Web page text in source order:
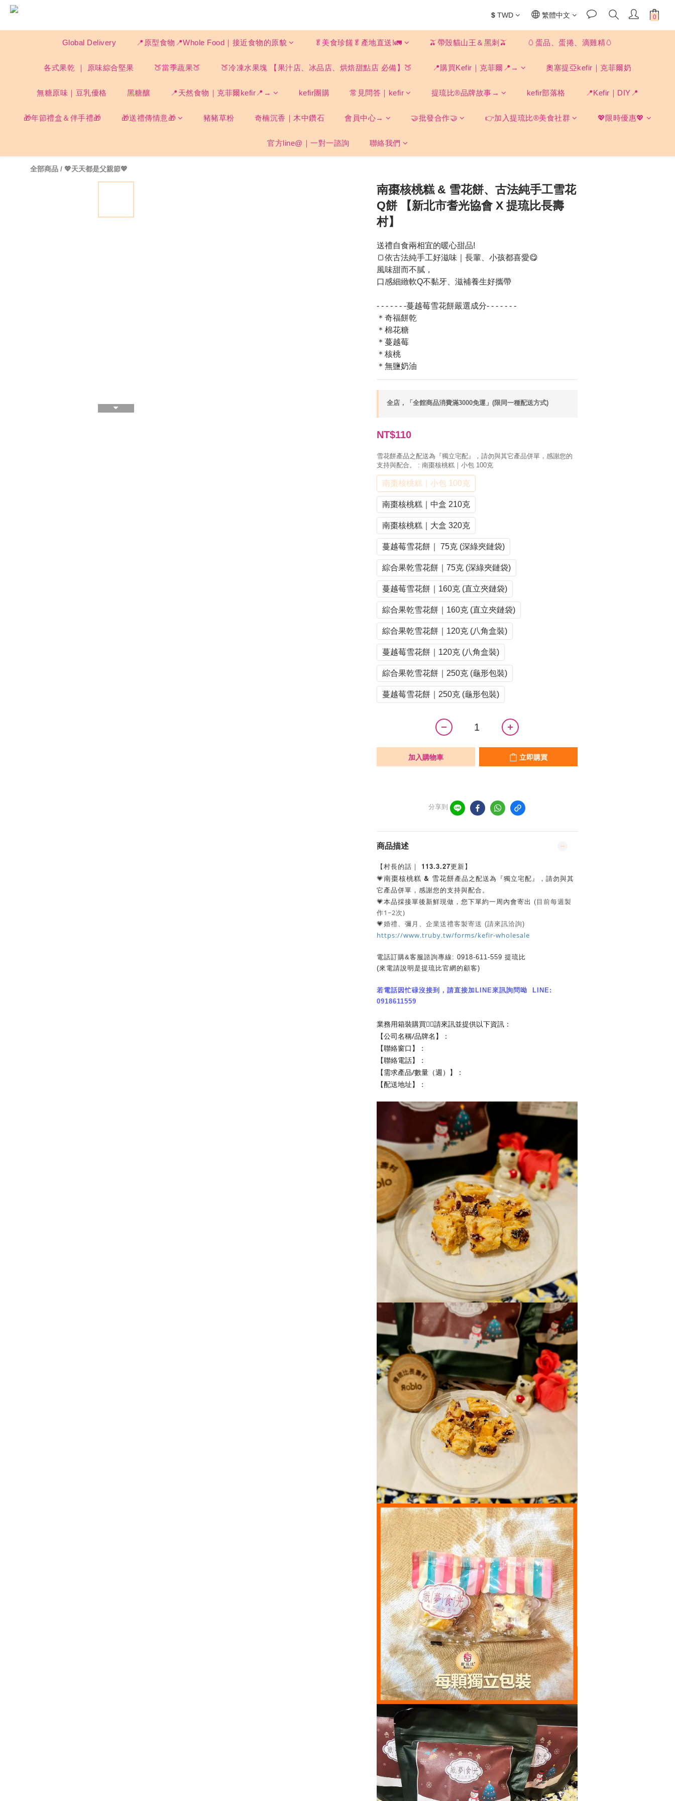
$ TWD 繁體中文
Global Delivery 📍原型食物📍Whole Food｜接近食物的原貌 🥬美食珍饈🥬產地直送!🚛 🫒帶殼貓山王＆黑刺🫒 🥚蛋品、蛋捲、滴雞精🥚
各式果乾 ｜ 原味綜合堅果 🍑當季蔬果🍑 🍑冷凍水果塊 【果汁店、冰品店、烘焙甜點店 必備】🍑 📍購買Kefir｜克菲爾📍→ 奧塞提亞kefir｜克菲爾奶
無糖原味｜豆乳優格 黑糖釀 📍天然食物｜克菲爾kefir📍→ kefir團購 常見問答｜kefir 提琉比®品牌故事→ kefir部落格 📍Kefir｜DIY📍
🎁年節禮盒＆伴手禮🎁 🎁送禮傳情意🎁 豬豬草粉 奇楠沉香｜木中鑽石 會員中心→ 🤝批發合作🤝 👉加入提琉比®美食社群 💖限時優惠💖
官方line@｜一對一諮詢 聯絡我們
全部商品 / 💖天天都是父親節💖
南棗核桃糕 & 雪花餅、古法純手工雪花
Q餅 【新北市耆光協會 X 提琉比長壽
村】
送禮自食兩相宜的暖心甜品!
🍞依古法純手工好滋味｜長輩、小孩都喜愛😋
風味甜而不膩，
口感細緻軟Q不黏牙、滋補養生好攜帶
- - - - - - -蔓越莓雪花餅嚴選成分- - - - - - -
＊奇福餅乾
＊棉花糖
＊蔓越莓
＊核桃
＊無鹽奶油
全店，「全館商品消費滿3000免運」(限同一種配送方式)
NT$110
雪花餅產品之配送為『獨立宅配』，請勿與其它產品併單，感謝您的
支持與配合。 : 南棗核桃糕｜小包 100克
南棗核桃糕｜小包 100克
南棗核桃糕｜中盒 210克
南棗核桃糕｜大盒 320克
蔓越莓雪花餅｜ 75克 (深綠夾鏈袋)
綜合果乾雪花餅｜75克 (深綠夾鏈袋)
蔓越莓雪花餅｜160克 (直立夾鏈袋)
綜合果乾雪花餅｜160克 (直立夾鏈袋)
綜合果乾雪花餅｜120克 (八角盒裝)
蔓越莓雪花餅｜120克 (八角盒裝)
綜合果乾雪花餅｜250克 (龜形包裝)
蔓越莓雪花餅｜250克 (龜形包裝)
加入購物車 立即購買
分享到
商品描述
【村長的話｜ 113.3.27更新】
💗南棗核桃糕 & 雪花餅產品之配送為『獨立宅配』
，請勿與其
它產品併單，感謝您的支持與配合。
💗本品採接單後新鮮現做，您下單約一周內會寄出 (目前每週製
作1~2次)
💗婚禮、彌月、企業送禮客製寄送 (請來訊洽詢)
https://www.truby.tw/forms/kefir-wholesale
電話訂購&客服諮詢專線: 0918-611-559 提琉比
(來電請說明是提琉比官網的顧客)
若電話因忙碌沒接到，請直接加LINE來訊詢問呦 LINE:
0918611559
業務用箱裝購買👉🏻請來訊並提供以下資訊：
【公司名稱/品牌名】：
【聯絡窗口】：
【聯絡電話】：
【需求產品/數量（週）】：
【配送地址】：